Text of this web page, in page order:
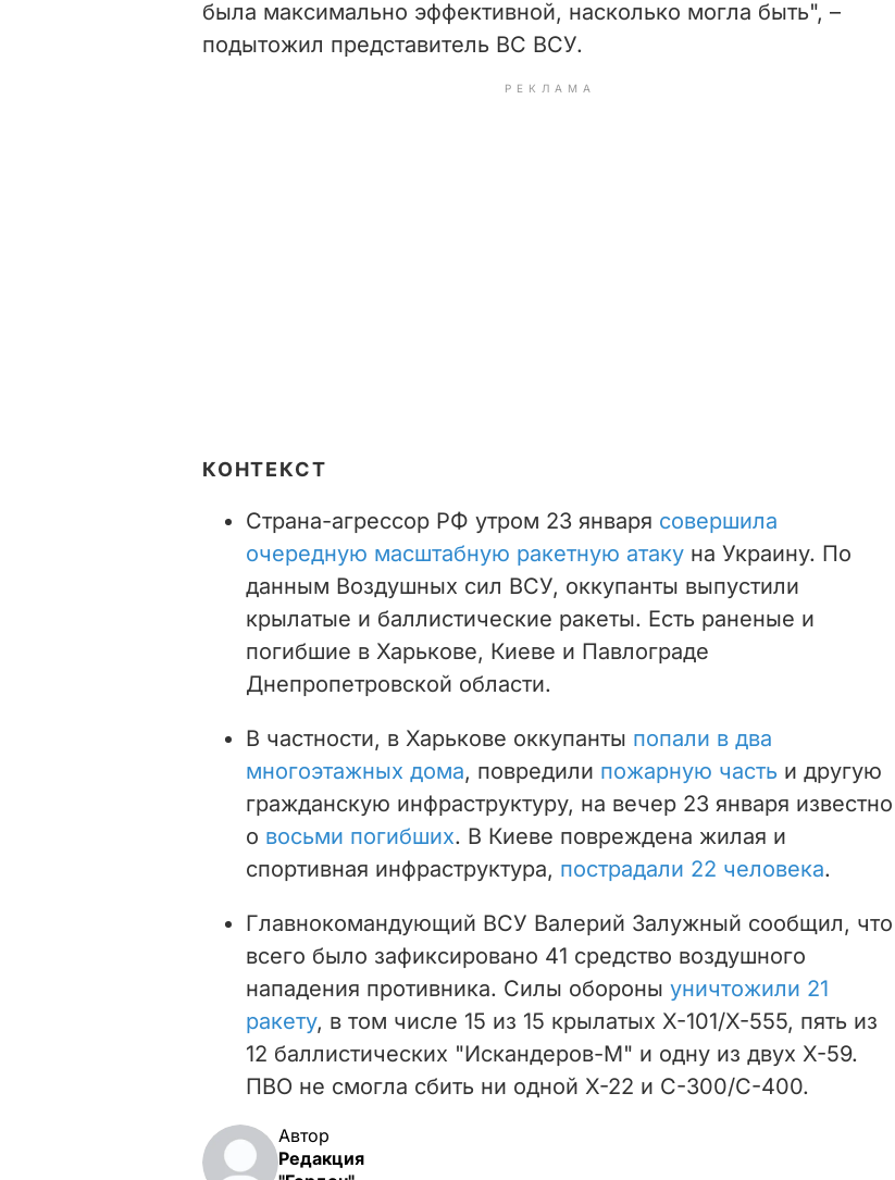
была максимально эффективной, насколько могла быть", –
подытожил представитель ВС ВСУ.
РЕКЛАМА
КОНТЕКСТ
Страна-агрессор РФ утром 23 января совершила
очередную масштабную ракетную атаку на Украину. По
данным Воздушных сил ВСУ, оккупанты выпустили
крылатые и баллистические ракеты. Есть раненые и
погибшие в Харькове, Киеве и Павлограде
Днепропетровской области.
В частности, в Харькове оккупанты попали в два
многоэтажных дома, повредили пожарную часть и другую
гражданскую инфраструктуру, на вечер 23 января известно
о восьми погибших. В Киеве повреждена жилая и
спортивная инфраструктура, пострадали 22 человека.
Главнокомандующий ВСУ Валерий Залужный сообщил, что
всего было зафиксировано 41 средство воздушного
нападения противника. Силы обороны уничтожили 21
ракету, в том числе 15 из 15 крылатых Х-101/Х-555, пять из
12 баллистических "Искандеров-М" и одну из двух Х-59.
ПВО не смогла сбить ни одной Х-22 и С-300/С-400.
Автор
Редакция